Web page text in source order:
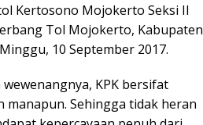
Kertosono Mojokerto Seksi II
Tol Mojokerto, Kabupaten
10 September 2017.
KPK bersifat
manapun. Sehingga tidak heran